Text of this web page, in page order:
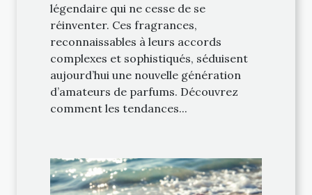
légendaire qui ne cesse de se
réinventer. Ces fragrances,
reconnaissables à leurs accords
complexes et sophistiqués, séduisent
aujourd’hui une nouvelle génération
d’amateurs de parfums. Découvrez
comment les tendances...